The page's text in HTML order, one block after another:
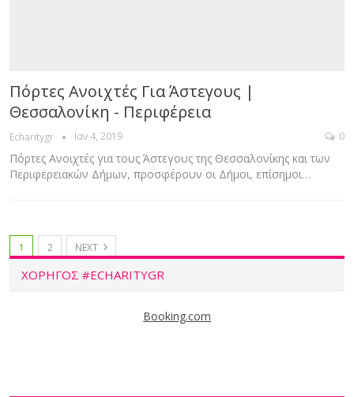
Πόρτες Ανοιχτές Για Άστεγους |
Θεσσαλονίκη - Περιφέρεια
Echaritygr Ιαν 4, 2019 0
Πόρτες Ανοιχτές για τους Άστεγους της Θεσσαλονίκης και των
Περιφερειακών Δήμων, προσφέρουν οι Δήμοι, επίσημοι…
1 2 NEXT
ΧΟΡΗΓΟΣ #ECHARITYGR
Booking.com